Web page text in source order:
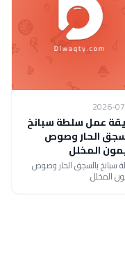
2026-
عمل سلطة سبانخ
الحار وصوص
المخلل
سبانخ بالسجق الحار وصوص
المخلل